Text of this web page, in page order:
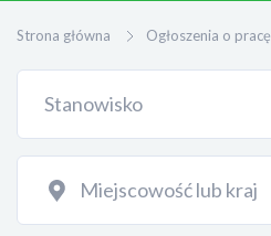
Strona główna Ogłoszenia o pracę